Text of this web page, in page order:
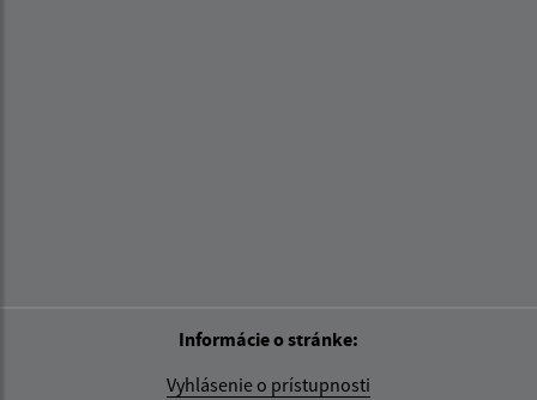
Informácie o stránke:
Vyhlásenie o prístupnosti